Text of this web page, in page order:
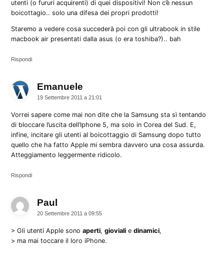
utenti (o fururi acquirenti) di quei dispositivi! Non c’è nessun
boicottagio.. solo una difesa dei propri prodotti!
Staremo a vedere cosa succederà poi con gli ultrabook in stile
macbook air presentati dalla asus (o era toshiba?).. bah
Rispondi
Emanuele
19 Settembre 2011 a 21:01
Vorrei sapere come mai non dite che la Samsung sta sì tentando
di bloccare l’uscita dell’Iphone 5, ma solo in Corea del Sud. E,
infine, incitare gli utenti al boicottaggio di Samsung dopo tutto
quello che ha fatto Apple mi sembra davvero una cosa assurda.
Atteggiamento leggermente ridicolo.
Rispondi
Paul
20 Settembre 2011 a 09:55
> Gli utenti Apple sonoaperti,gioviali edinamici,
> ma mai toccare il loro iPhone.